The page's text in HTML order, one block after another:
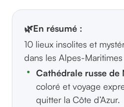
🌿En résumé :
10 lieux insolites et
dans les Alpes-Maritimes
Cathédrale russe de
coloré et voyage
quitter la Côte d’Azur.